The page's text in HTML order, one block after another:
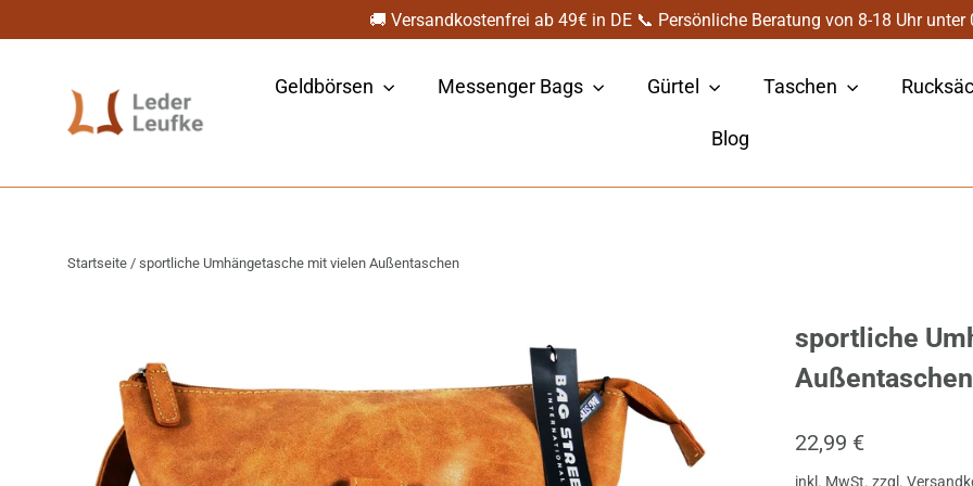
zum
🚚 Versandkostenfrei ab 49€ in DE 📞 Persönliche Beratung von 8-18 Uhr
Geldbörsen Messenger Bags Gürtel Taschen
Blog
Startseite / sportliche Umhängetasche mit vielen Außentaschen
sportliche
Außentaschen
Normaler
22,99 €
inkl. MwSt. zzgl.